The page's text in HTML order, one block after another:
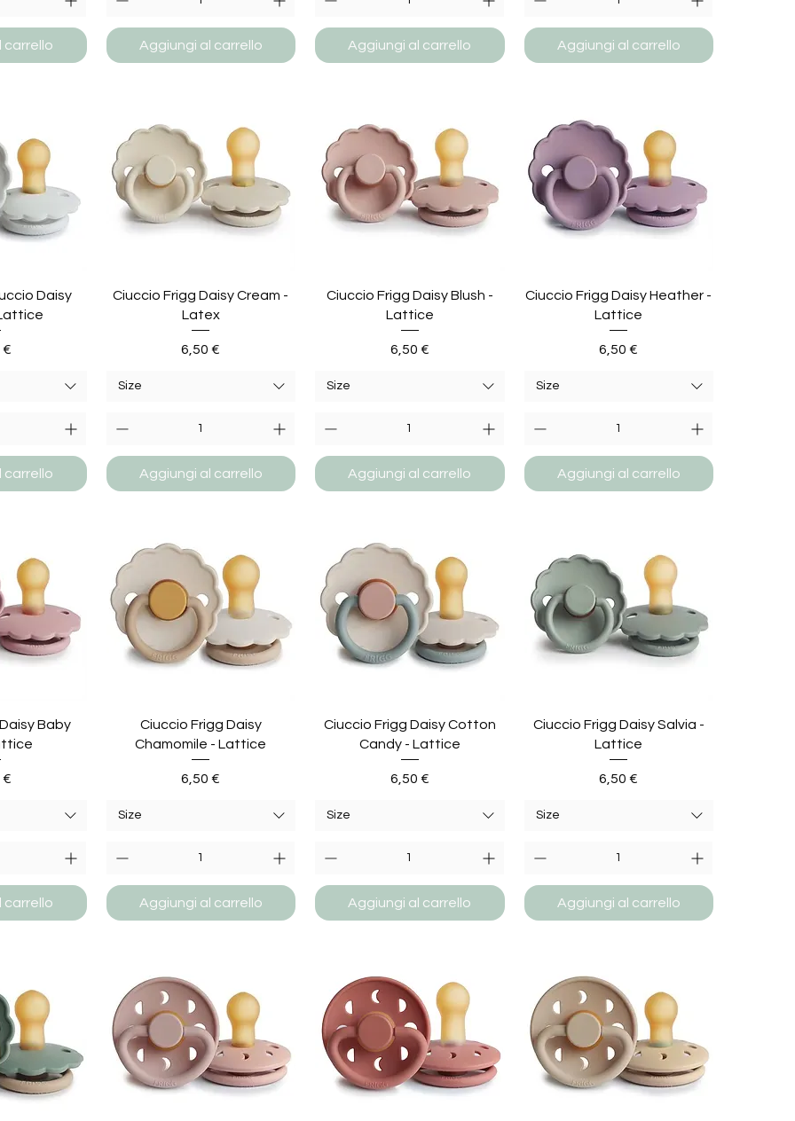
carrello Aggiungi al carrello Aggiungi al carrello Aggiungi al carrello
Daisy
€
carrello
Ciuccio Frigg Daisy Cream -
Latex
Prezzo
6,50 €
Size
Aggiungi al carrello
Ciuccio Frigg Daisy Blush -
Lattice
Prezzo
6,50 €
Size
Aggiungi al carrello
Ciuccio Frigg Daisy Heather -
Lattice
Prezzo
6,50 €
Size
Aggiungi al carrello
Baby
€
carrello
Ciuccio Frigg Daisy
Chamomile - Lattice
Prezzo
6,50 €
Size
Aggiungi al carrello
Ciuccio Frigg Daisy Cotton
Candy - Lattice
Prezzo
6,50 €
Size
Aggiungi al carrello
Ciuccio Frigg Daisy Salvia -
Lattice
Prezzo
6,50 €
Size
Aggiungi al carrello